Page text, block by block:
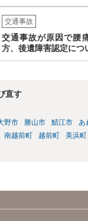
交通事故
交通事故が原因で腰
方、後遺障害認定につ
直す
野市 勝山市 鯖江市 あ
南越前町 越前町 美浜町